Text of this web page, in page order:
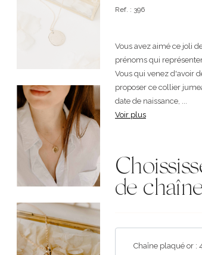
Ref. : 396
Vous avez aimé ce joli
prénoms qui
Vous qui venez d'avoir
proposer ce collier
date de naissance, ...
Voir plus
de